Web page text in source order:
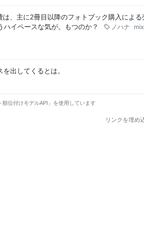
、主に2冊目以降のフォトブック購入による
イペースな気が。もつのか？
ノハナ
出してくるとは。
位付けモデルAPI」を使用しています
リンクを埋め